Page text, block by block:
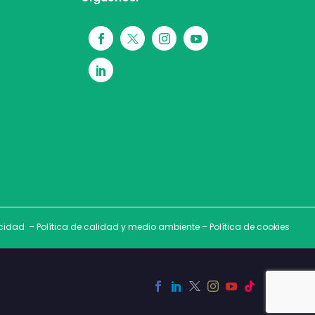
–Política de calidad y medio ambiente –Política de cookies